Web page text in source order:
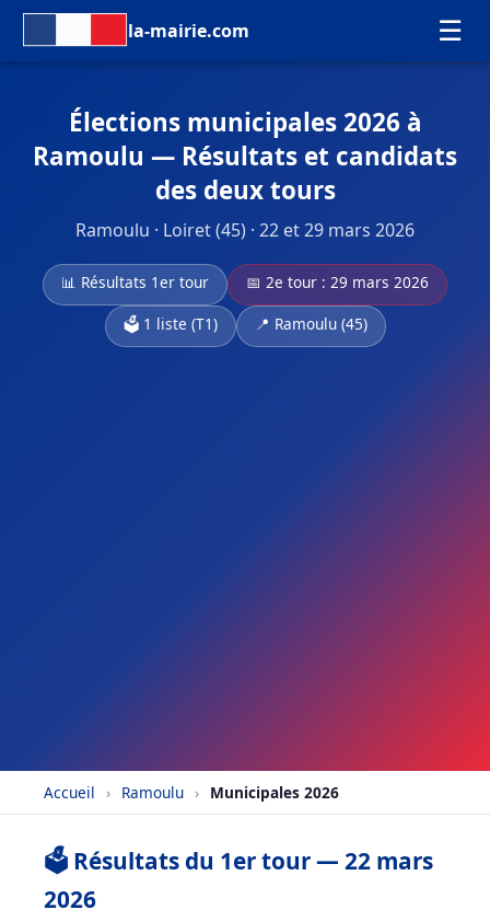
la-mairie.com ☰
Élections municipales 2026 à
Ramoulu — Résultats et candidats
des deux tours
Ramoulu · Loiret (45) · 22 et 29 mars 2026
📊 Résultats 1er tour
📅 2e tour : 29 mars 2026
🗳️ 1 liste (T1)
📍 Ramoulu (45)
Accueil › Ramoulu › Municipales 2026
🗳️ Résultats du 1er tour — 22 mars
2026